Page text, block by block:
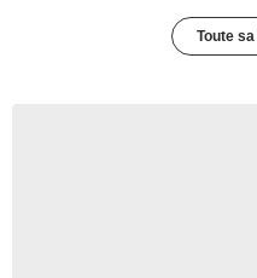
Toute